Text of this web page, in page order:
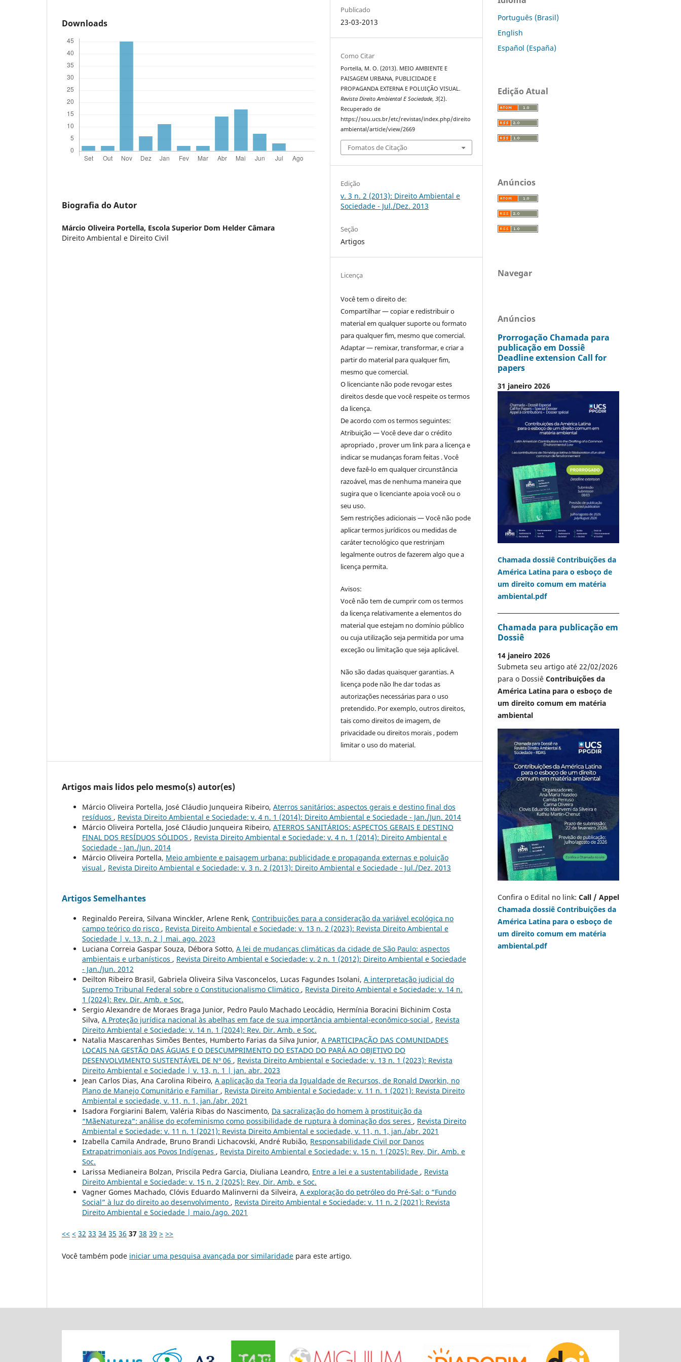
Downloads
Biografia do Autor
Márcio Oliveira Portella, Escola Superior Dom Helder Câmara
Direito Ambiental e Direito Civil
Publicado
23-03-2013
Como Citar
Portella, M. O. (2013). MEIO AMBIENTE E
PAISAGEM URBANA, PUBLICIDADE E
PROPAGANDA EXTERNA E POLUIÇÃO VISUAL.
Revista Direito Ambiental E Sociedade,3(2).
Recuperado de
https://sou.ucs.br/etc/revistas/index.php/direito
ambiental/article/view/2669
Fomatos de Citação
Edição
v. 3 n. 2 (2013): Direito Ambiental e
Sociedade - Jul./Dez. 2013
Seção
Artigos
Licença
Você tem o direito de:
Compartilhar — copiar e redistribuir o
material em qualquer suporte ou formato
para qualquer fim, mesmo que comercial.
Adaptar — remixar, transformar, e criar a
partir do material para qualquer fim,
mesmo que comercial.
O licenciante não pode revogar estes
direitos desde que você respeite os termos
da licença.
De acordo com os termos seguintes:
Atribuição — Você deve dar o crédito
apropriado , prover um link para a licença e
indicar se mudanças foram feitas . Você
deve fazê-lo em qualquer circunstância
razoável, mas de nenhuma maneira que
sugira que o licenciante apoia você ou o
seu uso.
Sem restrições adicionais — Você não pode
aplicar termos jurídicos ou medidas de
caráter tecnológico que restrinjam
legalmente outros de fazerem algo que a
licença permita.
Avisos:
Você não tem de cumprir com os termos
da licença relativamente a elementos do
material que estejam no domínio público
ou cuja utilização seja permitida por uma
exceção ou limitação que seja aplicável.
Não são dadas quaisquer garantias. A
licença pode não lhe dar todas as
autorizações necessárias para o uso
pretendido. Por exemplo, outros direitos,
tais como direitos de imagem, de
privacidade ou direitos morais , podem
limitar o uso do material.
Artigos mais lidos pelo mesmo(s) autor(es)
Márcio Oliveira Portella, José Cláudio Junqueira Ribeiro, Aterros sanitários: aspectos gerais e destino final dos
resíduos , Revista Direito Ambiental e Sociedade: v. 4 n. 1 (2014): Direito Ambiental e Sociedade - Jan./Jun. 2014
Márcio Oliveira Portella, José Cláudio Junqueira Ribeiro, ATERROS SANITÁRIOS: ASPECTOS GERAIS E DESTINO
FINAL DOS RESÍDUOS SÓLIDOS , Revista Direito Ambiental e Sociedade: v. 4 n. 1 (2014): Direito Ambiental e
Sociedade - Jan./Jun. 2014
Márcio Oliveira Portella, Meio ambiente e paisagem urbana: publicidade e propaganda externas e poluição
visual , Revista Direito Ambiental e Sociedade: v. 3 n. 2 (2013): Direito Ambiental e Sociedade - Jul./Dez. 2013
Artigos Semelhantes
Reginaldo Pereira, Silvana Winckler, Arlene Renk, Contribuições para a consideração da variável ecológica no
campo teórico do risco , Revista Direito Ambiental e Sociedade: v. 13 n. 2 (2023): Revista Direito Ambiental e
Sociedade | v. 13, n. 2 | mai. ago. 2023
Luciana Correia Gaspar Souza, Débora Sotto, A lei de mudanças climáticas da cidade de São Paulo: aspectos
ambientais e urbanísticos , Revista Direito Ambiental e Sociedade: v. 2 n. 1 (2012): Direito Ambiental e Sociedade
- Jan./Jun. 2012
Deilton Ribeiro Brasil, Gabriela Oliveira Silva Vasconcelos, Lucas Fagundes Isolani, A interpretação judicial do
Supremo Tribunal Federal sobre o Constitucionalismo Climático , Revista Direito Ambiental e Sociedade: v. 14 n.
1 (2024): Rev. Dir. Amb. e Soc.
Sergio Alexandre de Moraes Braga Junior, Pedro Paulo Machado Leocádio, Hermínia Boracini Bichinim Costa
Silva, A Proteção jurídica nacional às abelhas em face de sua importância ambiental-econômico-social , Revista
Direito Ambiental e Sociedade: v. 14 n. 1 (2024): Rev. Dir. Amb. e Soc.
Natalia Mascarenhas Simões Bentes, Humberto Farias da Silva Junior, A PARTICIPAÇÃO DAS COMUNIDADES
LOCAIS NA GESTÃO DAS ÁGUAS E O DESCUMPRIMENTO DO ESTADO DO PARÁ AO OBJETIVO DO
DESENVOLVIMENTO SUSTENTÁVEL DE Nº 06 , Revista Direito Ambiental e Sociedade: v. 13 n. 1 (2023): Revista
Direito Ambiental e Sociedade | v. 13, n. 1 | jan. abr. 2023
Jean Carlos Dias, Ana Carolina Ribeiro, A aplicação da Teoria da Igualdade de Recursos, de Ronald Dworkin, no
Plano de Manejo Comunitário e Familiar , Revista Direito Ambiental e Sociedade: v. 11 n. 1 (2021): Revista Direito
Ambiental e sociedade, v. 11, n. 1, jan./abr. 2021
Isadora Forgiarini Balem, Valéria Ribas do Nascimento, Da sacralização do homem à prostituição da
“MãeNatureza”: análise do ecofeminismo como possibilidade de ruptura à dominação dos seres , Revista Direito
Ambiental e Sociedade: v. 11 n. 1 (2021): Revista Direito Ambiental e sociedade, v. 11, n. 1, jan./abr. 2021
Izabella Camila Andrade, Bruno Brandi Lichacovski, André Rubião, Responsabilidade Civil por Danos
Extrapatrimoniais aos Povos Indígenas , Revista Direito Ambiental e Sociedade: v. 15 n. 1 (2025): Rev, Dir. Amb. e
Soc.
Larissa Medianeira Bolzan, Priscila Pedra Garcia, Diuliana Leandro, Entre a lei e a sustentabilidade , Revista
Direito Ambiental e Sociedade: v. 15 n. 2 (2025): Rev, Dir. Amb. e Soc.
Vagner Gomes Machado, Clóvis Eduardo Malinverni da Silveira, A exploração do petróleo do Pré-Sal: o “Fundo
Social” à luz do direito ao desenvolvimento , Revista Direito Ambiental e Sociedade: v. 11 n. 2 (2021): Revista
Direito Ambiental e Sociedade | maio./ago. 2021
<< < 32 33 34 35 36 37 38 39 > >>
Você também pode iniciar uma pesquisa avançada por similaridade para este artigo.
Português (Brasil)
English
Español (España)
Edição Atual
Anúncios
Navegar
Anúncios
Prorrogação Chamada para
publicação em Dossiê
Deadline extension Call for
papers
31 janeiro 2026
Chamada dossiê Contribuições da
América Latina para o esboço de
um direito comum em matéria
ambiental.pdf
Chamada para publicação em
Dossiê
14 janeiro 2026
Submeta seu artigo até 22/02/2026
para o Dossiê Contribuições da
América Latina para o esboço de
um direito comum em matéria
ambiental
Confira o Edital no link: Call / Appel
Chamada dossiê Contribuições da
América Latina para o esboço de
um direito comum em matéria
ambiental.pdf